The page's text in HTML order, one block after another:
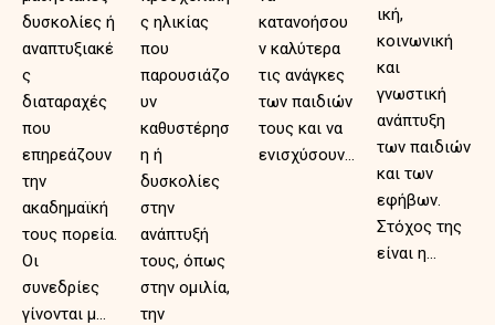
δυσκολίες ή
αναπτυξιακέ
ς
διαταραχές
που
επηρεάζουν
την
ακαδημαϊκή
τους πορεία.
Οι
συνεδρίες
γίνονται μ...
ς ηλικίας
που
παρουσιάζο
υν
καθυστέρησ
η ή
δυσκολίες
στην
ανάπτυξή
τους, όπως
στην ομιλία,
την
κατανοήσου
ν καλύτερα
τις ανάγκες
των παιδιών
τους και να
ενισχύσουν...
ική,
κοινωνική
και
γνωστική
ανάπτυξη
των παιδιών
και των
εφήβων.
Στόχος της
είναι η...